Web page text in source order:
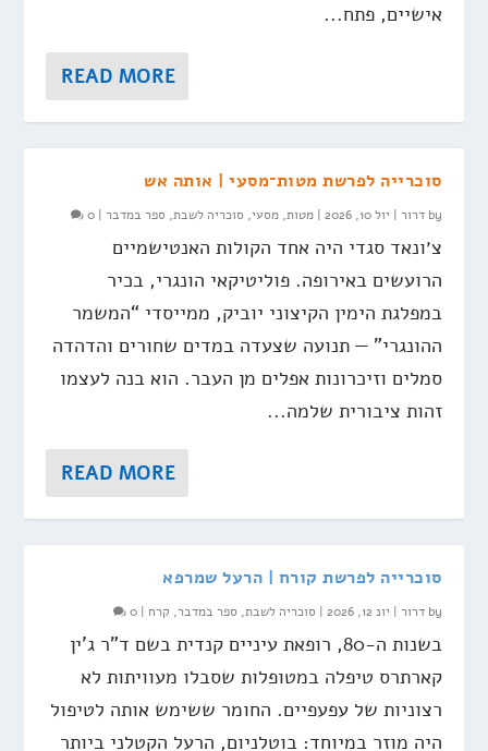
אישיים, פתח...
READ MORE
סוכרייה לפרשת מטות־מסעי | אותה אש
by דרור | יול 10, 2026 |מטות,מסעי, סוכריה לשבת, ספר במדבר |
0
צ׳ונאד סגדי היה אחד הקולות האנטישמיים
הרועשים באירופה. פוליטיקאי הונגרי, בכיר
במפלגת הימין הקיצוני יוביק, ממייסדי “המשמר
ההונגרי” — תנועה שצעדה במדים שחורים והדהדה
סמלים וזיכרונות אפלים מן העבר. הוא בנה לעצמו
זהות ציבורית שלמה...
READ MORE
סוכרייה לפרשת קורח | הרעל שמרפא
by דרור | יונ 12, 2026 | סוכריה לשבת, ספר במדבר, קרח |
0
בשנות ה-80, רופאת עיניים קנדית בשם ד"ר ג'ין
קארתרס טיפלה במטופלות שסבלו מעוויתות לא
רצוניות של עפעפיים. החומר ששימש אותה לטיפול
היה מוזר במיוחד: בוטלניום, הרעל הקטלני ביותר